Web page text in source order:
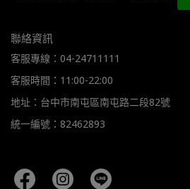
聯絡資訊
客服專線：04-24711111
客服時間：11:00-22:00
地址：台中市南屯區南屯路二段82號
統一編號：82462893